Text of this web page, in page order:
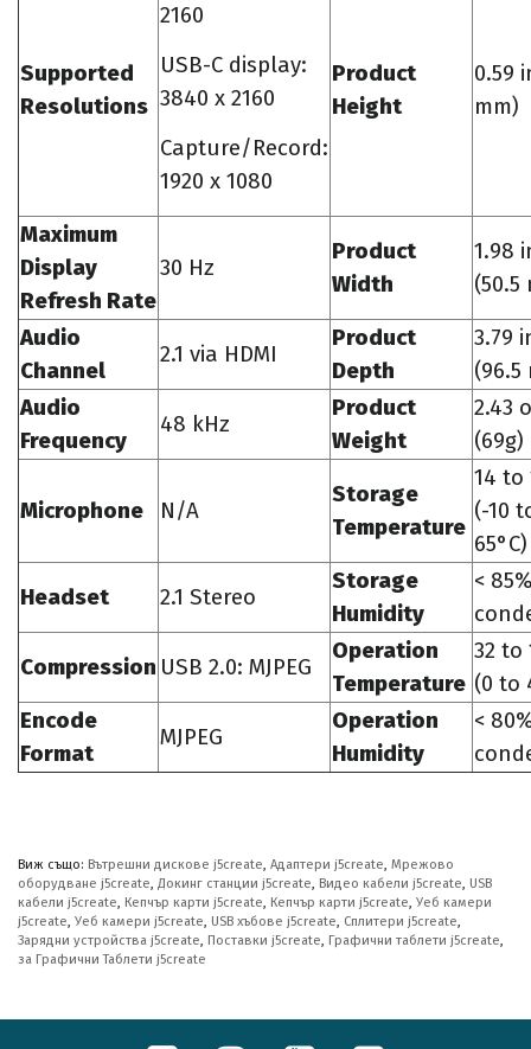
Supported
Resolutions
2160
USB-C display:
3840 x 2160
Capture/Record:
1920 x 1080
Product
Height
0.59
mm)
Maximum
Display
Refresh Rate
30 Hz
Product
Width
1.98
(50.5
Audio
Channel
2.1 via HDMI
Product
Depth
3.79
(96.5
Audio
Frequency
48 kHz
Product
Weight
2.43
(69g)
Microphone N/A
Storage
Temperature
14 to
(-10
65°C)
Headset 2.1 Stereo
Storage
Humidity
<
Compression USB 2.0: MJPEG
Operation
Temperature
32 to
(0 to
Encode
Format
MJPEG
Operation
Humidity
<
Виж също: Вътрешни дискове j5create, Адаптери j5create, Мрежово
оборудване j5create, Докинг станции j5create, Видео кабели j5create, USB
кабели j5create, Кепчър карти j5create, Кепчър карти j5create, Уеб камери
j5create, Уеб камери j5create, USB хъбове j5create, Сплитери j5create,
Зарядни устройства j5create, Поставки j5create, Графични таблети j5create,
за Графични Таблети j5create